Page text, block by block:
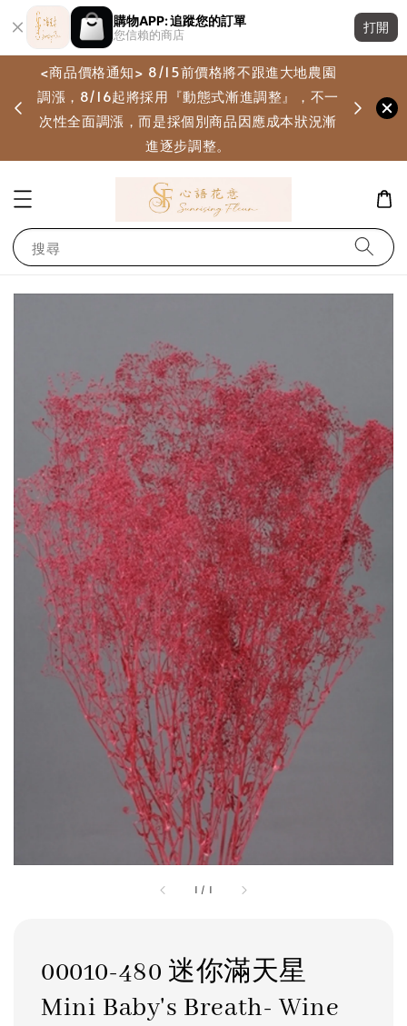
購物APP: 追蹤您的訂單
您信賴的商店
打開
<商品價格通知> 8/15前價格將不跟進大地農園
調漲，8/16起將採用『動態式漸進調整』，不一
次性全面調漲，而是採個別商品因應成本狀況漸
進逐步調整。
搜尋
1 / 1
00010-480 迷你滿天星
Mini Baby's Breath- Wine